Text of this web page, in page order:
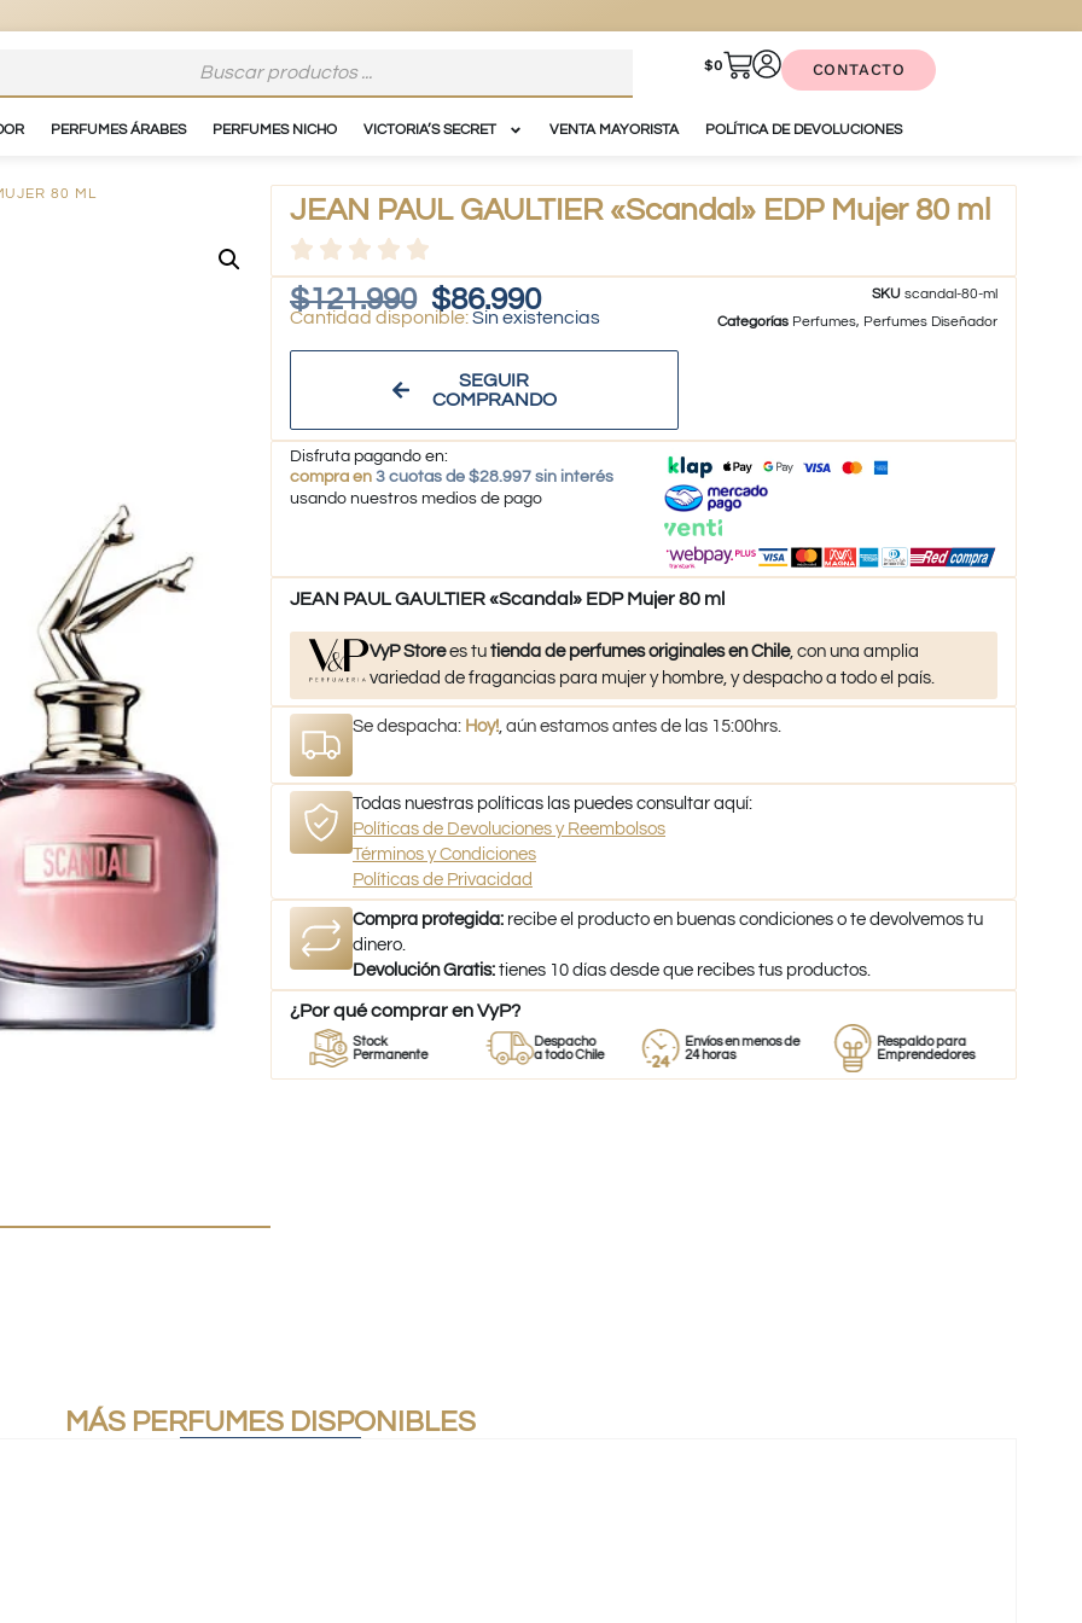
$0 CONTACTO
PERFUMES ÁRABES PERFUMES NICHO VICTORIA’S SECRET VENTA MAYORISTA POLÍTICA DE DEVOLUCIONES
80 ML
JEAN PAUL GAULTIER «Scandal» EDP Mujer 80 ml
$121.990 $86.990
Sin existencias
SEGUIR
COMPRANDO
SKUscandal-80-ml
Categorías Perfumes, Perfumes Diseñador
Disfruta pagando en:
compra en 3 cuotas de $28.997 sin interés
usando nuestros medios de pago
JEAN PAUL GAULTIER «Scandal» EDP Mujer 80 ml
VyP Storees tutienda de perfumes originales en Chile, con una amplia
variedad de fragancias para mujer y hombre, y despacho a todo el país.
Se despacha: Hoy!, aún estamos antes de las 15:00hrs.
Todas nuestras políticas las puedes consultar aquí:
Políticas de Devoluciones y Reembolsos
Términos y Condiciones
Políticas de Privacidad
Compra protegida: recibe el producto en buenas condiciones o te devolvemos tu
dinero.
Devolución Gratis: tienes 10 días desde que recibes tus productos.
¿Por qué comprar en VyP?
Stock
Permanente
Despacho
a todo Chile
Envíos en menos de
24 horas
Respaldo para
Emprendedores
MÁS PERFUMES DISPONIBLES